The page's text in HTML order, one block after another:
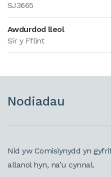
SJ3665
Awdurdod lleol
Sir y Fflint
Nodiadau
Nid yw Comisiynydd yn
allanol hyn, na’u cynnal.